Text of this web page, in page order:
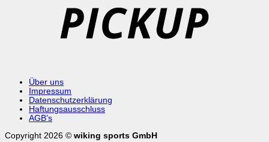
Über uns
Impressum
Datenschutzerklärung
Haftungsausschluss
AGB’s
Copyright 2026 © wiking sports GmbH